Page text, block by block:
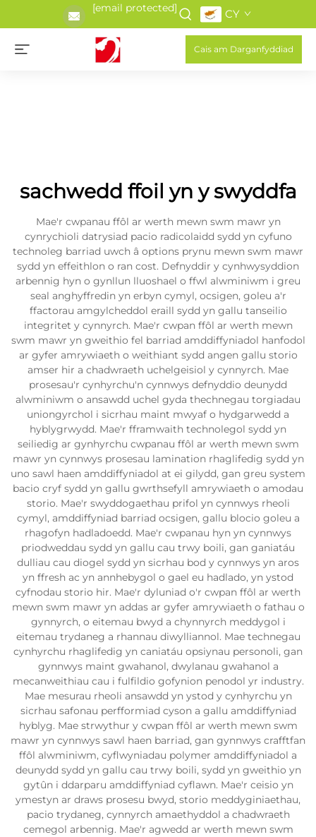
[email protected] CY
Cais am Darganfyddiad
sachwedd ffoil yn y swyddfa
Mae'r cwpanau ffôl ar werth mewn swm mawr yn
cynrychioli datrysiad pacio radicolaidd sydd yn cyfuno
technoleg barriad uwch â options prynu mewn swm mawr
sydd yn effeithlon o ran cost. Defnyddir y cynhwysyddion
arbennig hyn o gynllun lluoshael o ffwl alwminiwm i greu
seal anghyffredin yn erbyn cymyl, ocsigen, goleu a'r
ffactorau amgylcheddol eraill sydd yn gallu tanseilio
integritet y cynnyrch. Mae'r cwpan ffôl ar werth mewn
swm mawr yn gweithio fel barriad amddiffyniadol hanfodol
ar gyfer amrywiaeth o weithiant sydd angen gallu storio
amser hir a chadwraeth uchelgeisiol y cynnyrch. Mae
prosesau'r cynhyrchu'n cynnwys defnyddio deunydd
alwminiwm o ansawdd uchel gyda thechnegau torgiadau
uniongyrchol i sicrhau maint mwyaf o hydgarwedd a
hyblygrwydd. Mae'r fframwaith technolegol sydd yn
seiliedig ar gynhyrchu cwpanau ffôl ar werth mewn swm
mawr yn cynnwys prosesau lamination rhaglifedig sydd yn
uno sawl haen amddiffyniadol at ei gilydd, gan greu system
bacio cryf sydd yn gallu gwrthsefyll amrywiaeth o amodau
storio. Mae'r swyddogaethau prifol yn cynnwys rheoli
cymyl, amddiffyniad barriad ocsigen, gallu blocio goleu a
rhagofyn hadladoedd. Mae'r cwpanau hyn yn cynnwys
priodweddau sydd yn gallu cau trwy boili, gan ganiatáu
dulliau cau diogel sydd yn sicrhau bod y cynnwys yn aros
yn ffresh ac yn annhebygol o gael eu hadlado, yn ystod
cyfnodau storio hir. Mae'r dyluniad o'r cwpan ffôl ar werth
mewn swm mawr yn addas ar gyfer amrywiaeth o fathau o
gynnyrch, o eitemau bwyd a chynnyrch meddygol i
eitemau trydaneg a rhannau diwylliannol. Mae technegau
cynhyrchu rhaglifedig yn caniatáu opsiynau personoli, gan
gynnwys maint gwahanol, dwylanau gwahanol a
mecanweithiau cau i fulfildio gofynion penodol yr industry.
Mae mesurau rheoli ansawdd yn ystod y cynhyrchu yn
sicrhau safonau perfformiad cyson a gallu amddiffyniad
hyblyg. Mae strwythur y cwpan ffôl ar werth mewn swm
mawr yn cynnwys sawl haen barriad, gan gynnwys crafftfan
ffôl alwminiwm, cyflwyniadau polymer amddiffyniadol a
deunydd sydd yn gallu cau trwy boili, sydd yn gweithio yn
gytûn i ddarparu amddiffyniad cyflawn. Mae'r ceisio yn
ymestyn ar draws prosesu bwyd, storio meddyginiaethau,
pacio trydaneg, cynnyrch amaethyddol a chadwraeth
cemegol arbennig. Mae'r agwedd ar werth mewn swm